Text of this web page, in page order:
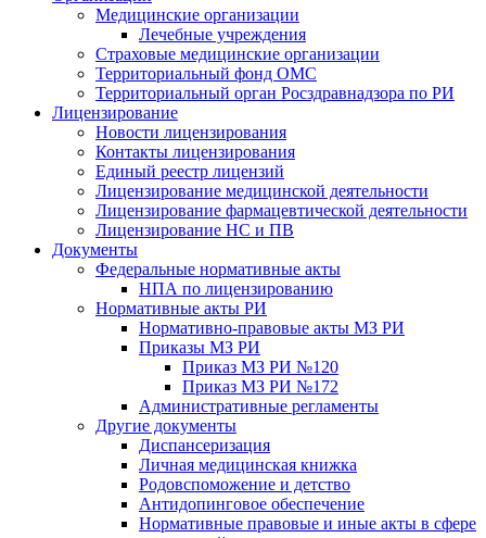
Медицинские организации
Лечебные учреждения
Страховые медицинские организации
Территориальный фонд ОМС
Территориальный орган Росздравнадзора по РИ
Лицензирование
Новости лицензирования
Контакты лицензирования
Единый реестр лицензий
Лицензирование медицинской деятельности
Лицензирование фармацевтической деятельности
Лицензирование НС и ПВ
Документы
Федеральные нормативные акты
НПА по лицензированию
Нормативные акты РИ
Нормативно-правовые акты МЗ РИ
Приказы МЗ РИ
Приказ МЗ РИ №120
Приказ МЗ РИ №172
Административные регламенты
Другие документы
Диспансеризация
Личная медицинская книжка
Родовспоможение и детство
Антидопинговое обеспечение
Нормативные правовые и иные акты в сфере